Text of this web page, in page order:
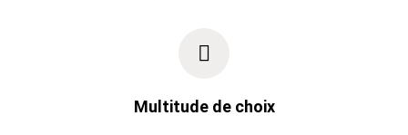
Multitude de choix